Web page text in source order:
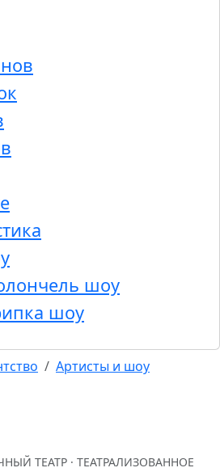
шоу
шоу
Артисты и шоу
ТЕАТР · ТЕАТРАЛИЗОВАННОЕ